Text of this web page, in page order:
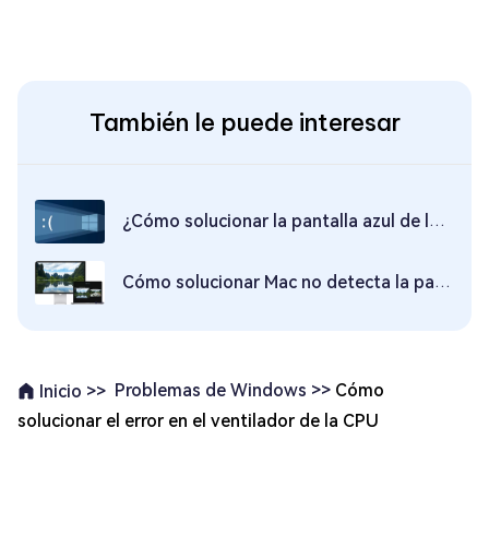
También le puede interesar
¿Cómo solucionar la pantalla azul de la muerte en Windows 10/11?
Cómo solucionar Mac no detecta la pantalla externa o no aparece nada
Inicio >> Problemas de Windows >> Cómo
solucionar el error en el ventilador de la CPU